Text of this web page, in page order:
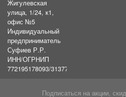
Жигулевская
улица, 1/24, к1,
офис №5
Индивидуальный
предприниматель
Суфиев Р.Р.
ИНН/ОГРНИП
772195178093/31377461610054
Подписаться на акции,